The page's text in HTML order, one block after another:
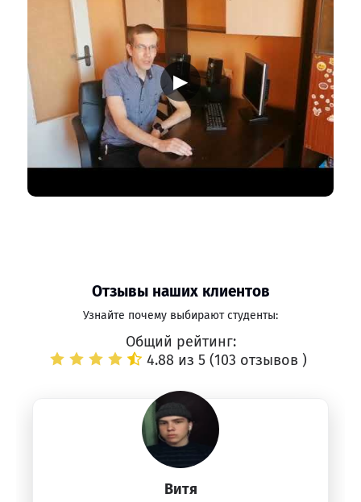
▶
Отзывы наших клиентов
Узнайте почему выбирают студенты:
Общий рейтинг:
4.88 из 5 (103 отзывов )
Витя